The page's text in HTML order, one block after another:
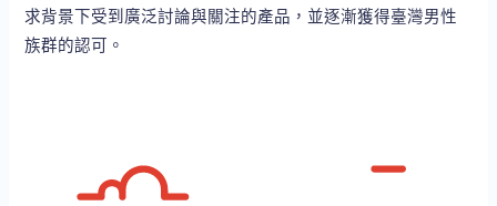
求背景下受到廣泛討論與關注的產品，並逐漸獲得臺灣男性
族群的認可。